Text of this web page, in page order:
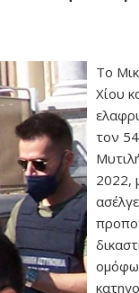
Tο
Χίου
τον
2022,